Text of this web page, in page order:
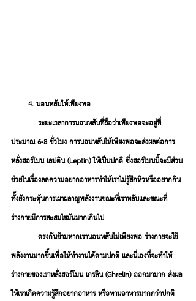
       4. นอนหลับให้เพียงพอ
ระยะเวลาการนอนหลับที่ถือว่าเพียงพอจะอยู่ที่
ประมาณ 6-8 ชั่วโมง การนอนหลับให้เพียงพอจะส่งผลต่อการ
หลั่งฮอร์โมน เลปติน (Leptin) ให้เป็นปกติ ซึ่งฮอร์โมนนี้จะมีส่วน
ช่วยในเรื่องลดความอยากอาหารทำให้เราไม่รู้สึกหิวหรืออยากกิน
ทั้งยังกระตุ้นการเผาผลาญพลังงานขณะที่เราหลับและขณะที่
ร่างกายมีการสะสมไขมันมากเกินไป
ตรงกันข้ามหากเรานอนหลับไม่เพียงพอ ร่างกายจะใช้
พลังงานมากขึ้นเพื่อให้ทำงานได้ตามปกติ และนี่เองที่จะทำให้
ร่างกายของเราหลั่งฮอร์โมน เกรลิน (Ghrelin) ออกมามาก ส่งผล
ให้เราเกิดความรู้สึกอยากอาหาร หรือทานอาหารมากกว่าปกติ